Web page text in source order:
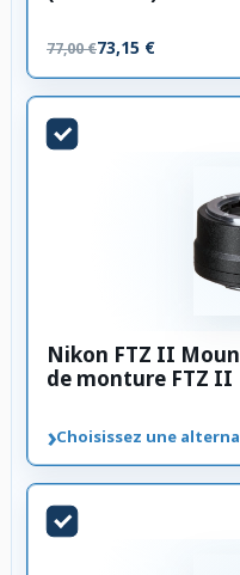
77,00 €73,15 €
Nikon FTZ II
de monture FTZ II
›Choisissez une